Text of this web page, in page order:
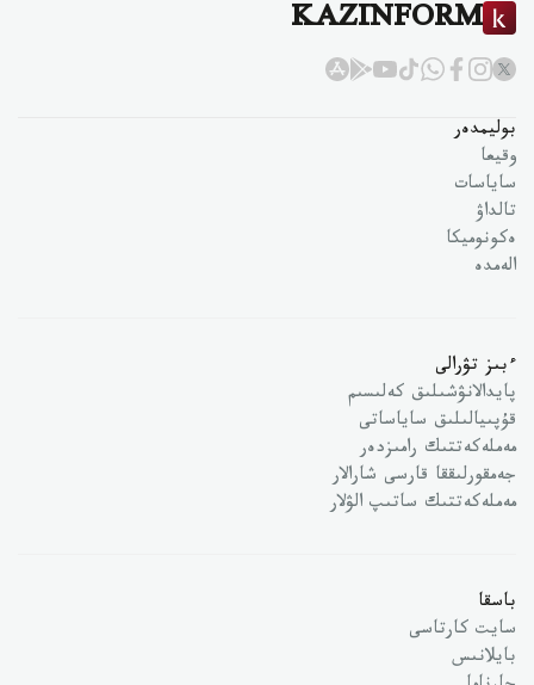
KAZINFORM
بوليمدەر
وقيعا
ساياسات
تالداۋ
ەكونوميكا
الەمدە
ءبىز تۋرالى
پايدالانۋشىلىق كەلىسىم
قۇپىيالىلىق ساياساتى
مەملەكەتتىك رامىزدەر
جەمقورلىققا قارسى شارالار
مەملەكەتتىك ساتىپ الۋلار
باسقا
سايت كارتاسى
بايلانىس